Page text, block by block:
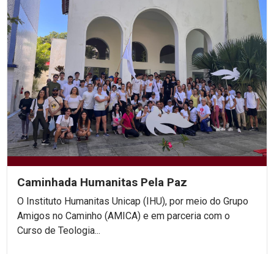
Caminhada Humanitas Pela Paz
O Instituto Humanitas Unicap (IHU), por meio do Grupo
Amigos no Caminho (AMICA) e em parceria com o
Curso de Teologia...